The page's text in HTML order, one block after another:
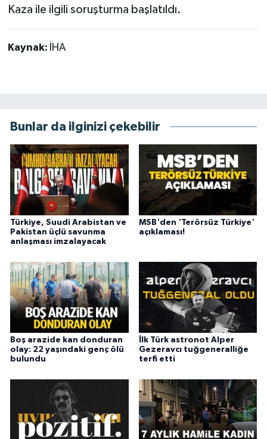
Kaza ile ilgili soruşturma başlatıldı.
Kaynak: İHA
Bunlar da ilginizi çekebilir
Türkiye, Suudi Arabistan ve
Pakistan üçlü savunma
anlaşması imzalayacak
MSB'den 'Terörsüz Türkiye'
açıklaması!
Boş arazide kan donduran
olay: 22 yaşındaki genç ölü
bulundu
İlk Türk astronot Alper
Gezeravcı tuğgeneralliğe
terfi etti